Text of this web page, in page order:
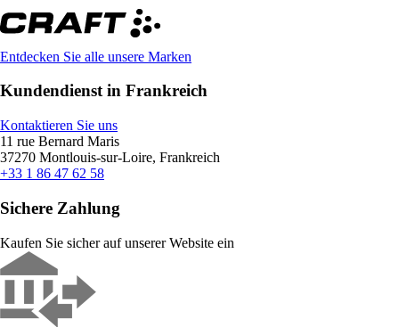
Entdecken Sie alle unsere Marken
Kundendienst in Frankreich
Kontaktieren Sie uns
11 rue Bernard Maris
37270 Montlouis-sur-Loire, Frankreich
+33 1 86 47 62 58
Sichere Zahlung
Kaufen Sie sicher auf unserer Website ein